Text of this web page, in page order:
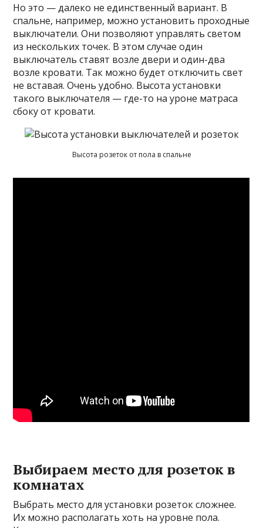
Но это — далеко не единственный вариант. В
спальне, например, можно установить проходные
выключатели. Они позволяют управлять светом
из нескольких точек. В этом случае один
выключатель ставят возле двери и один-два
возле кровати. Так можно будет отключить свет
не вставая. Очень удобно. Высота установки
такого выключателя — где-то на уроне матраса
сбоку от кровати.
Высота розеток от пола в спальне
Выбираем место для розеток в
комнатах
Выбрать место для установки розеток сложнее.
Их можно располагать хоть на уровне пола.